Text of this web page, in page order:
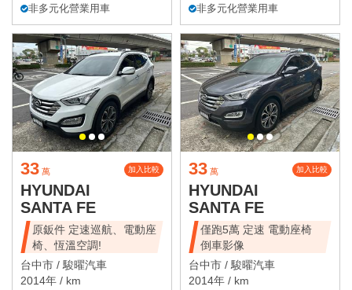
非多元化營業用車
非多元化營業用車
33 萬 加入比較
HYUNDAI
SANTA FE
原鈑件 定速巡航、電動座
椅、恆溫空調!
台中市 /駿曜汽車
2014年 / km
33 萬 加入比較
HYUNDAI
SANTA FE
僅跑5萬 定速 電動座椅
倒車影像
台中市 /駿曜汽車
2014年 / km